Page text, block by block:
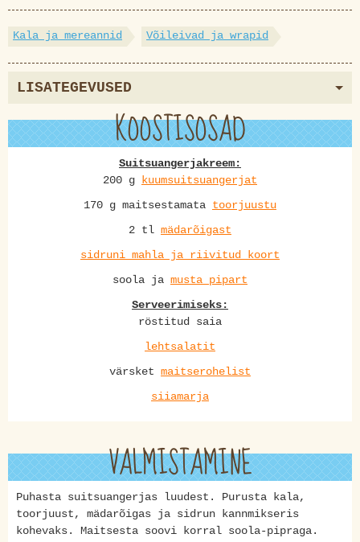
Kala ja mereannid Võileivad ja wrapid
LISATEGEVUSED
KOOSTISOSAD
Suitsuangerjakreem:
200 g
kuumsuitsuangerjat
170 g maitsestamata toorjuustu
2 tl mädarõigast
sidruni mahla ja riivitud koort
soola ja musta pipart
Serveerimiseks:
röstitud saia
lehtsalatit
värsket maitserohelist
siiamarja
VALMISTAMINE
Puhasta suitsuangerjas luudest. Purusta kala,
toorjuust, mädarõigas ja sidrun kannmikseris
kohevaks. Maitsesta soovi korral soola-pipraga.